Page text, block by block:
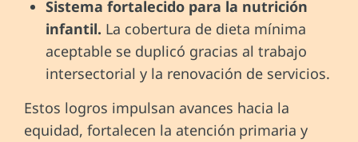
Sistema fortalecido para la nutrición
infantil. La cobertura de dieta mínima
aceptable se duplicó gracias al trabajo
intersectorial y la renovación de servicios.
Estos logros impulsan avances hacia la
equidad, fortalecen la atención primaria y